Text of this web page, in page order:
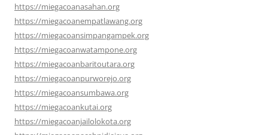
https://miegacoanasahan.org
https://miegacoanempatlawang.org
https://miegacoansimpangampek.org
https://miegacoanwatampone.org
https://miegacoanbaritoutara.org
https://miegacoanpurworejo.org
https://miegacoansumbawa.org
https://miegacoankutai.org
https://miegacoanjailolokota.org